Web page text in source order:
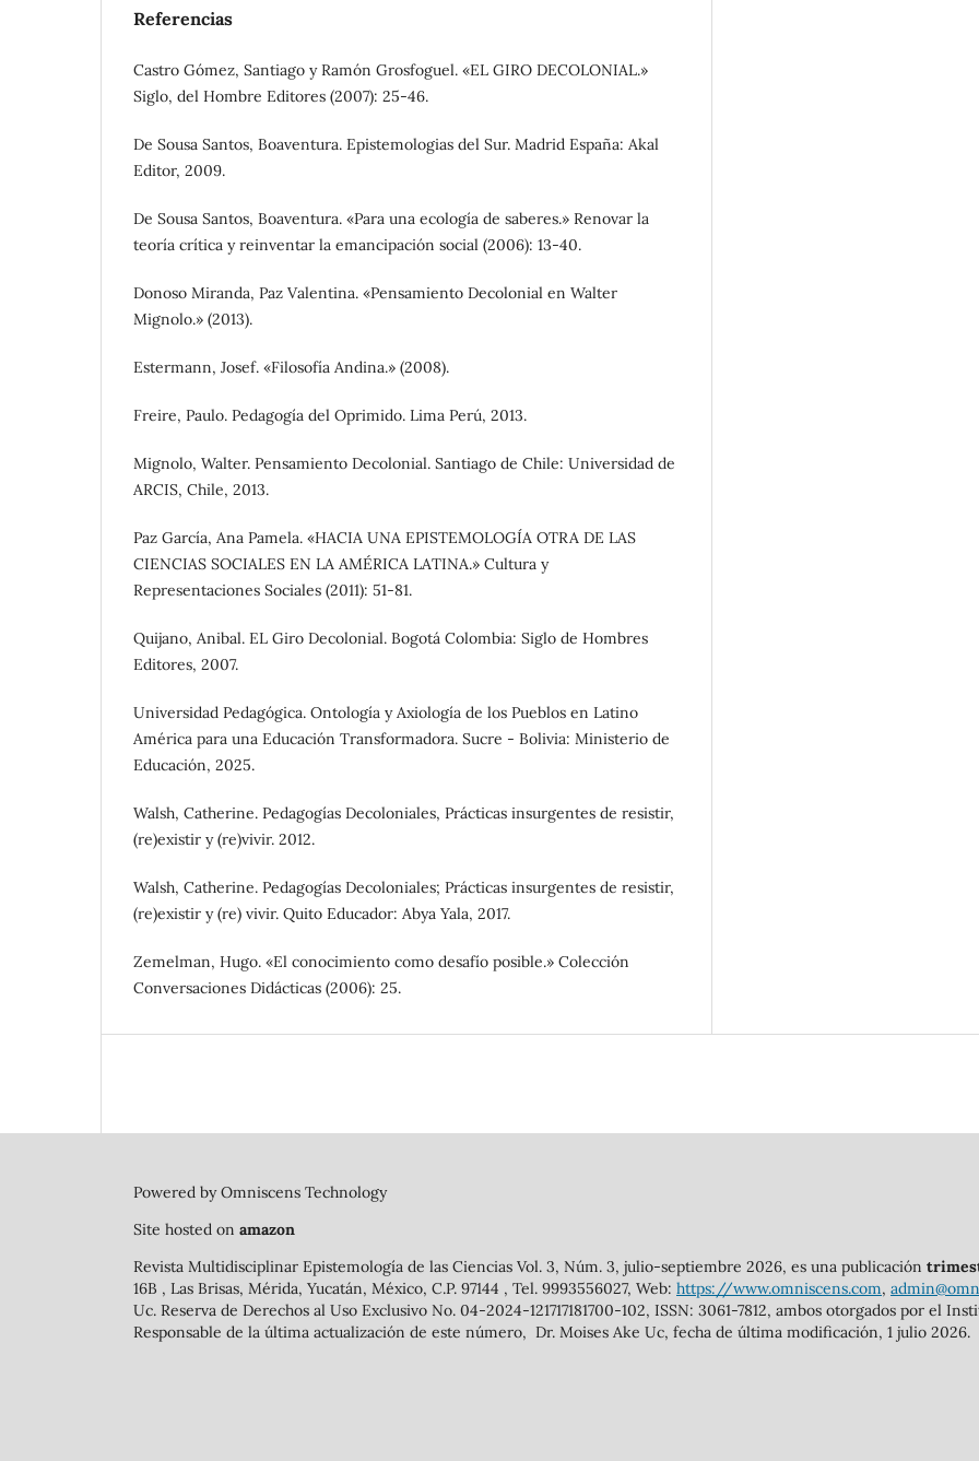
Referencias
Castro Gómez, Santiago y Ramón Grosfoguel. «EL GIRO DECOLONIAL.»
Siglo, del Hombre Editores (2007): 25-46.
De Sousa Santos, Boaventura. Epistemologias del Sur. Madrid España: Akal
Editor, 2009.
De Sousa Santos, Boaventura. «Para una ecología de saberes.» Renovar la
teoría crítica y reinventar la emancipación social (2006): 13-40.
Donoso Miranda, Paz Valentina. «Pensamiento Decolonial en Walter
Mignolo.» (2013).
Estermann, Josef. «Filosofía Andina.» (2008).
Freire, Paulo. Pedagogía del Oprimido. Lima Perú, 2013.
Mignolo, Walter. Pensamiento Decolonial. Santiago de Chile: Universidad de
ARCIS, Chile, 2013.
Paz García, Ana Pamela. «HACIA UNA EPISTEMOLOGÍA OTRA DE LAS
CIENCIAS SOCIALES EN LA AMÉRICA LATINA.» Cultura y
Representaciones Sociales (2011): 51-81.
Quijano, Anibal. EL Giro Decolonial. Bogotá Colombia: Siglo de Hombres
Editores, 2007.
Universidad Pedagógica. Ontología y Axiología de los Pueblos en Latino
América para una Educación Transformadora. Sucre - Bolivia: Ministerio de
Educación, 2025.
Walsh, Catherine. Pedagogías Decoloniales, Prácticas insurgentes de resistir,
(re)existir y (re)vivir. 2012.
Walsh, Catherine. Pedagogías Decoloniales; Prácticas insurgentes de resistir,
(re)existir y (re) vivir. Quito Educador: Abya Yala, 2017.
Zemelman, Hugo. «El conocimiento como desafío posible.» Colección
Conversaciones Didácticas (2006): 25.
Powered by Omniscens Technology
Site hosted on amazon
Revista Multidisciplinar Epistemología de las Ciencias Vol. 3, Núm. 3, julio-septiembre 2026, es una publicación
16B , Las Brisas, Mérida, Yucatán, México, C.P. 97144 , Tel. 9993556027, Web: https://www.omniscens.com,
Uc. Reserva de Derechos al Uso Exclusivo No. 04-2024-121717181700-102, ISSN: 3061-7812, ambos otorgados por el
Responsable de la última actualización de este número, Dr. Moises Ake Uc, fecha de última modificación, 1 julio 2026.